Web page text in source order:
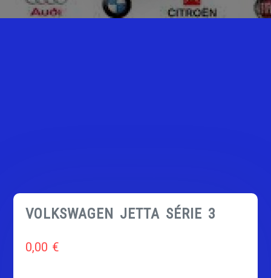
VOLKSWAGEN JETTA SÉRIE 3
0,00 €